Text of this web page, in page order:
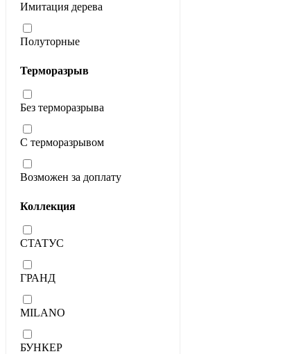
Имитация дерева
Полуторные
Терморазрыв
Без терморазрыва
С терморазрывом
Возможен за доплату
Коллекция
СТАТУС
ГРАНД
MILANO
БУНКЕР